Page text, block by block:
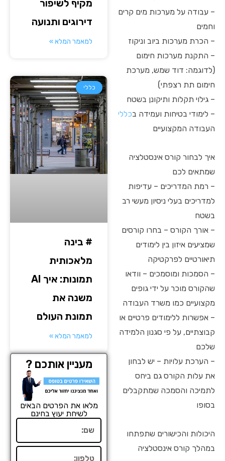
– עבודה על מערכות מים קרים
וחמים
– הכרת מערכות ביוב וניקוז
– התקנת מערכות חימום
(לדוגמה: דוד שמש, מערכת
חימום תת רצפתי)
– גילוי תקלות ותיקונן בשטח
– לימודי בטיחות ועמידה בכללי
העבודה המקצועיים
איך לבחור קורס אינסטלציה
שמתאים לכם
– רמת המדריכים – עדיפות
למדריכים בעלי ניסיון מעשי רב
בשטח
– אורך הקורס – בחרו קורסים
שמציעים איזון בין לימודים
תיאורטיים לפרקטיקה
– הסמכות ומוסמכים – וודאו
שהקורס מוכר על ידי גופים
מקצועיים כמו משרד העבודה
– אפשרות ללימודים פרטיים או
קבוצתיים, על פי סגנון הלמידה
שלכם
– הערכת עלויות – יש לבחון
את עלות הקורס גם ביחס
לתמיכה והסמכה שמתקבלים
בסופו
היכולות והכישורים שתפתחו
במהלך קורס אינסטלציה
מקיף לשיפור
דירוגים ותנועה
למאמר המלא »
כללי
# בינה
מלאכותית
תמונות: איך AI
משנה את
תמונת העולם
למאמר המלא »
מעניין אותכם ?
מלאו את הפרטים הבאים
לשיחת יעוץ בחינם